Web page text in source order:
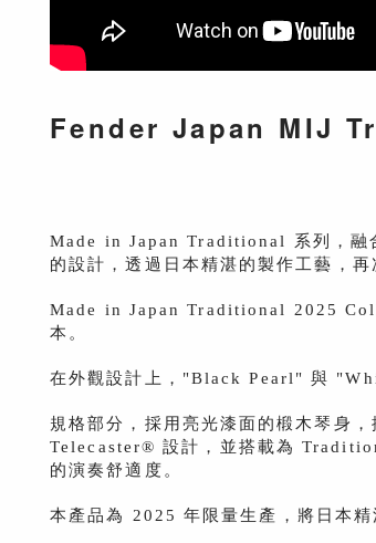
Fender Japan MIJ
Made in Japan Traditional 系列，融
的設計，透過日本精湛的製作工藝，再
Made in Japan Traditional 2025
本。
在外觀設計上，"Black Pearl" 與
規格部分，採用亮光漆面的椴木琴身
Telecaster® 設計，並搭載為
的演奏舒適度。
本產品為 2025 年限量生產，將日本